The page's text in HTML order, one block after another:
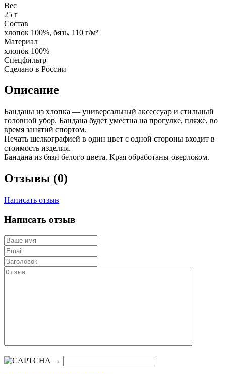
Вес
25 г
Состав
хлопок 100%, бязь, 110 г/м²
Материал
хлопок 100%
Спецфильтр
Сделано в России
Описание
Банданы из хлопка — универсальный аксессуар и стильный
головной убор. Бандана будет уместна на прогулке, пляже, во
время занятий спортом.
Печать шелкографией в один цвет с одной стороны входит в
стоимость изделия.
Бандана из бязи белого цвета. Края обработаны оверлоком.
Отзывы (0)
Написать отзыв
Написать отзыв
→